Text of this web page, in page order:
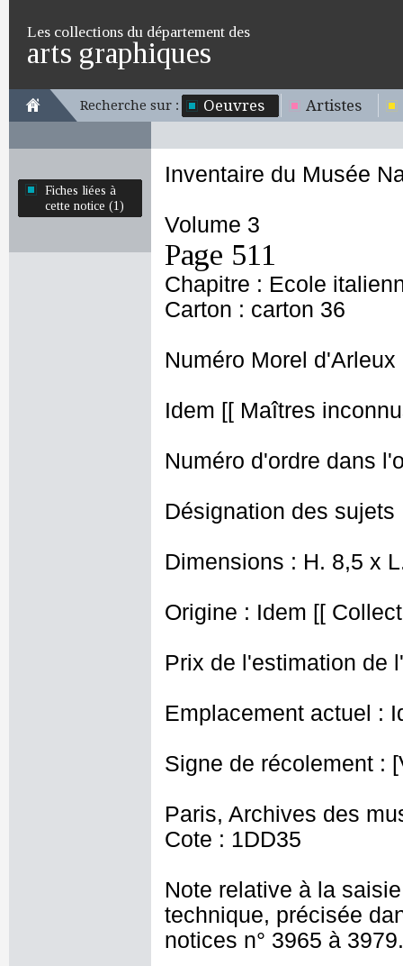
Les collections du département des
arts graphiques
Recherche sur : Oeuvres Artistes
Fiches liées à
cette notice (1)
Inventaire du Musée
Volume 3
Page 511
Chapitre : Ecole
Carton : carton 36
Numéro Morel d'Arleux
Idem [[ Maîtres
Numéro d'ordre dans
Désignation des
Dimensions : H. 8,5 x
Origine : Idem [[
Prix de l'estimation de
Emplacement actuel :
Signe de récolement :
Paris, Archives des
Cote : 1DD35
Note relative à la
technique, précisée
notices n° 3965 à 3979.